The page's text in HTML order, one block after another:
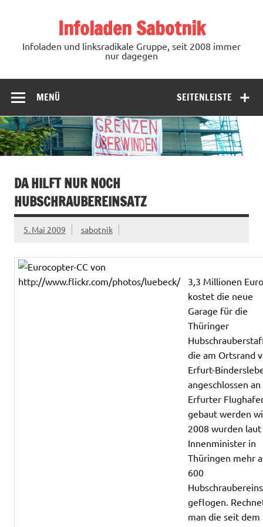
Infoladen Sabotnik
Infoladen und linksradikale Gruppe, seit 2008 immer
nur dagegen
SEITENLEISTE
MENÜ
DA HILFT NUR NOCH
HUBSCHRAUBEREINSATZ
5. Mai 2009 sabotnik
3,3 Millionen
kostet die neue
Garage für die
Thüringer
die am Ortsrand
Erfurt-
angeschlossen
Erfurter
gebaut werden
2008 wurden laut
Innenminister in
Thüringen mehr
600
geflogen.
man die seit dem